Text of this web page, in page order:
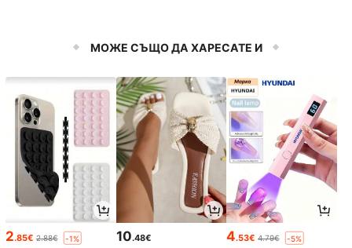
МОЖЕ СЪЩО ДА ХАРЕСАТЕ И
2.85€ 2.88€ -1% 10.48€ 4.53€ 4.79€ -5%